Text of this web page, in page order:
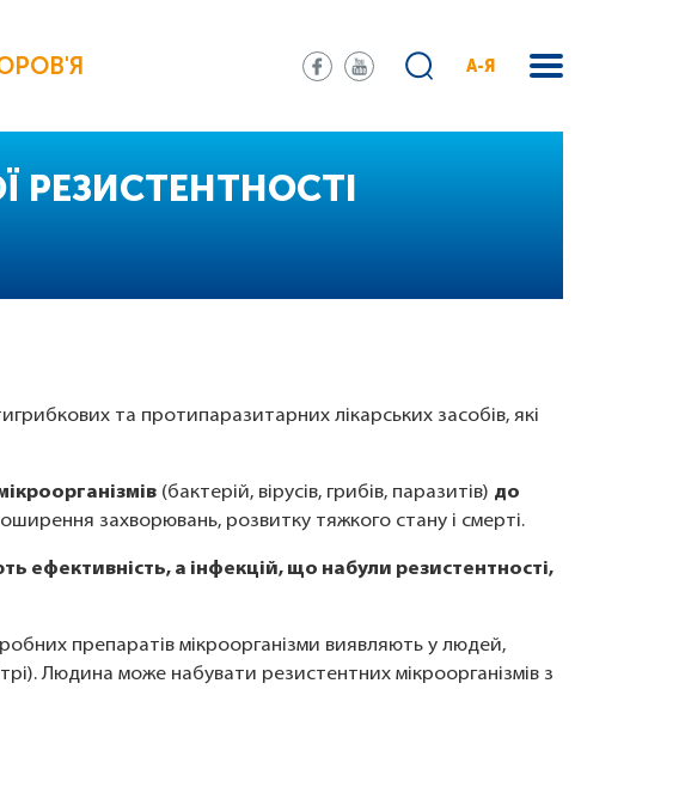
А-Я
РЕЗИСТЕНТНОСТІ
та протипаразитарних лікарських засобів, які
(бактерій, вірусів, грибів, паразитів) до
захворювань, розвитку тяжкого стану і смерті.
ефективність, а інфекцій, що набули резистентності,
препаратів мікроорганізми виявляють у людей,
Людина може набувати резистентних мікроорганізмів з